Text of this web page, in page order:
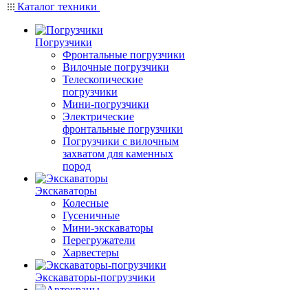
Каталог техники
Погрузчики
Фронтальные погрузчики
Вилочные погрузчики
Телескопические
погрузчики
Мини-погрузчики
Электрические
фронтальные погрузчики
Погрузчики с вилочным
захватом для каменных
пород
Экскаваторы
Колесные
Гусеничные
Мини-экскаваторы
Перегружатели
Харвестеры
Экскаваторы-погрузчики